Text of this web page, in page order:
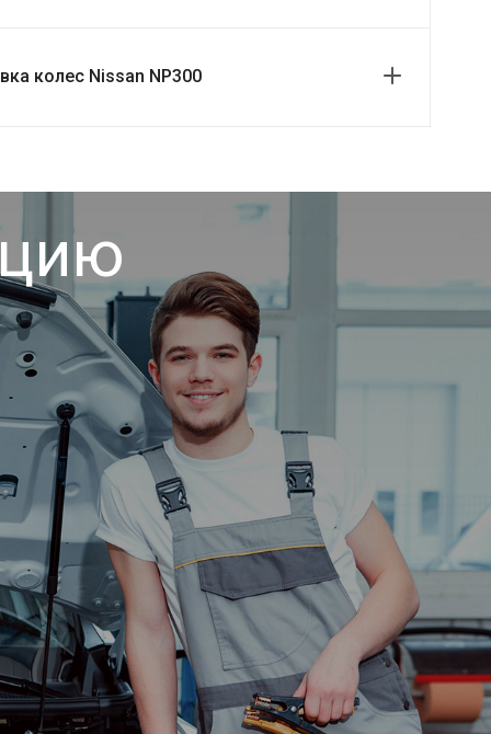
колес Nissan NP300